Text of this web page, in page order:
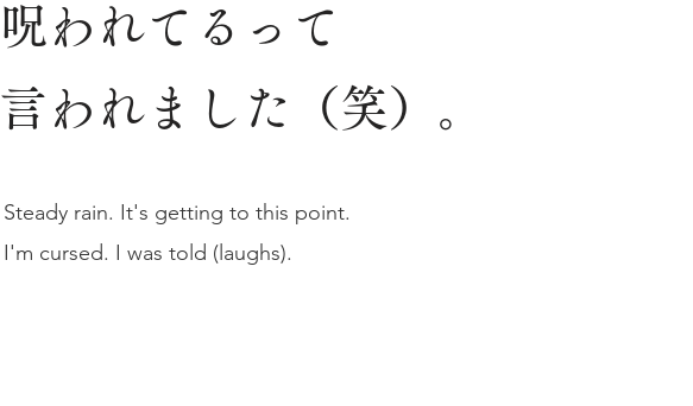
呪われてるって
言われました（笑）。
Steady rain. It's getting to this point.
I'm cursed. I was told (laughs).